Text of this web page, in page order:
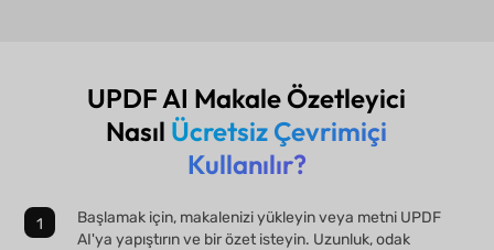
UPDF AI Makale Özetleyici
Nasıl Ücretsiz Çevrimiçi
Kullanılır?
Başlamak için, makalenizi yükleyin veya metni UPDF
AI'ya yapıştırın ve bir özet isteyin. Uzunluk, odak